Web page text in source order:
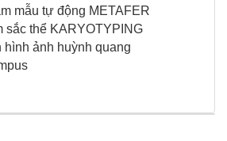
mẫu tự động METAFER
sắc thể KARYOTYPING
hình ảnh huỳnh quang